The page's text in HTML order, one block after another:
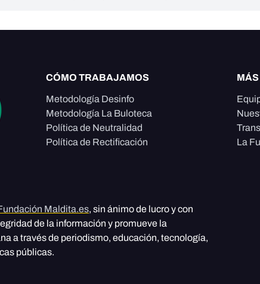
CÓMO TRABAJAMOS
Metodología Desinfo
Metodología La Buloteca
Política de Neutralidad
Política de Rectificación
La
Maldita.es, sin ánimo de lucro y con
de la información y promueve la
a través de periodismo, educación, tecnología,
públicas.